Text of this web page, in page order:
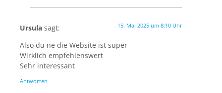
Ursula sagt: 15. Mai 2025 um 8:10 Uhr
Also du ne die Website ist super
Wirklich empfehlenswert
Sehr interessant
Antworten